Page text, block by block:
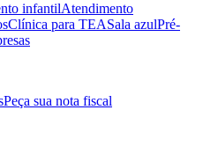
infantilAtendimento
Clínica para TEASala azulPré-
Peça sua nota fiscal